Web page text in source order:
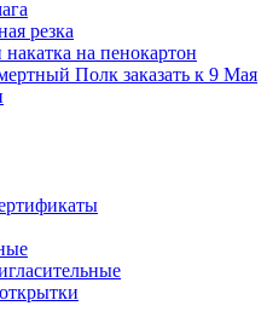
резка
накатка на пенокартон
Полк заказать к 9 Мая